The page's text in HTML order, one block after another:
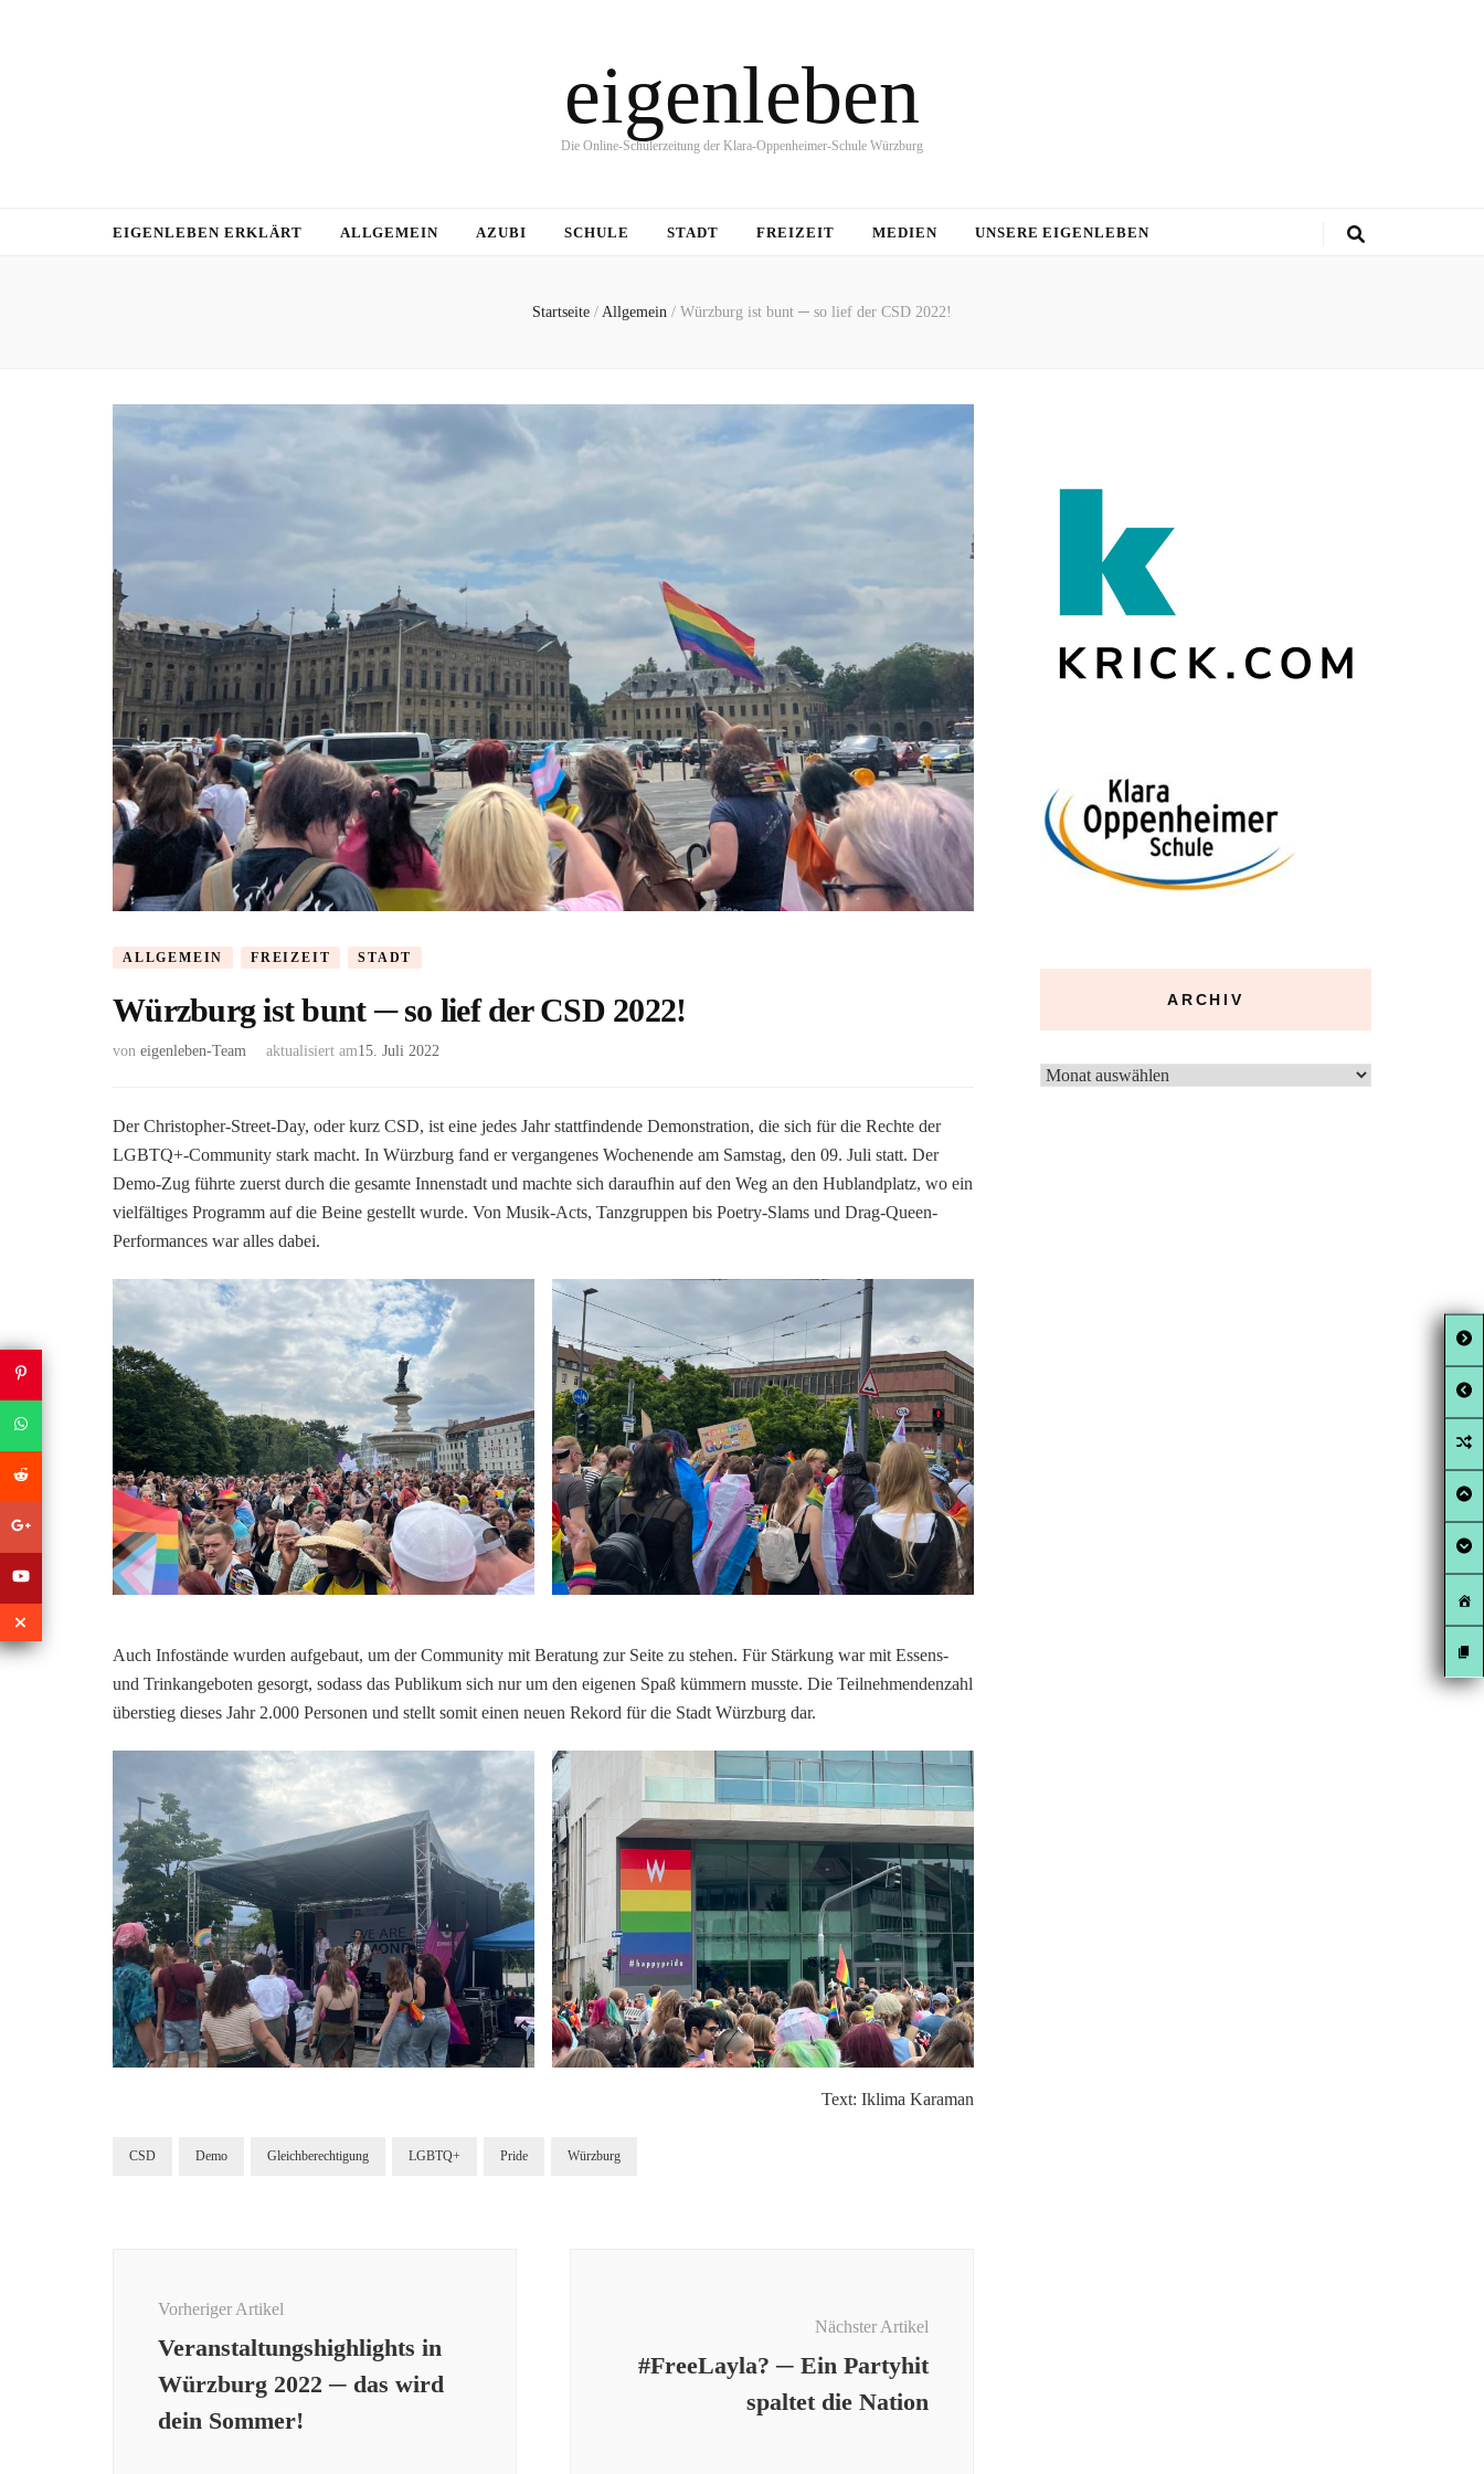
eigenleben
Die Online-Schülerzeitung der Klara-Oppenheimer-Schule Würzburg
EIGENLEBEN ERKLÄRT ALLGEMEIN AZUBI SCHULE STADT FREIZEIT MEDIEN UNSERE EIGENLEBEN
Startseite / Allgemein / Würzburg ist bunt ─ so lief der CSD 2022!
ALLGEMEIN FREIZEIT STADT
Würzburg ist bunt ─ so lief der CSD 2022!
von eigenleben-Team aktualisiert am15. Juli 2022
Der Christopher-Street-Day, oder kurz CSD, ist eine jedes Jahr stattfindende Demonstration, die sich für die Rechte der
LGBTQ+-Community stark macht. In Würzburg fand er vergangenes Wochenende am Samstag, den 09. Juli statt. Der
Demo-Zug führte zuerst durch die gesamte Innenstadt und machte sich daraufhin auf den Weg an den Hublandplatz, wo ein
vielfältiges Programm auf die Beine gestellt wurde. Von Musik-Acts, Tanzgruppen bis Poetry-Slams und Drag-Queen-
Performances war alles dabei.
Auch Infostände wurden aufgebaut, um der Community mit Beratung zur Seite zu stehen. Für Stärkung war mit Essens-
und Trinkangeboten gesorgt, sodass das Publikum sich nur um den eigenen Spaß kümmern musste. Die Teilnehmendenzahl
überstieg dieses Jahr 2.000 Personen und stellt somit einen neuen Rekord für die Stadt Würzburg dar.
Text: Iklima Karaman
CSD Demo Gleichberechtigung LGBTQ+ Pride Würzburg
Vorheriger Artikel
Veranstaltungshighlights in
Würzburg 2022 ─ das wird
dein Sommer!
Nächster Artikel
#FreeLayla? ─ Ein Partyhit
spaltet die Nation
ARCHIV
Archiv